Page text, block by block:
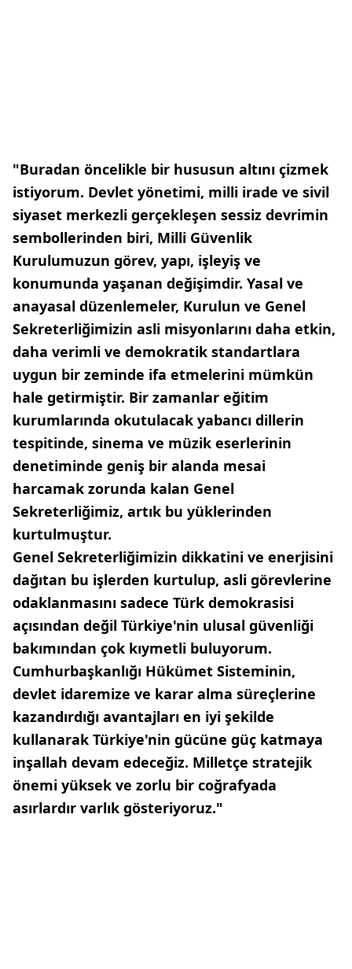
"Buradan öncelikle bir hususun altını çizmek
istiyorum. Devlet yönetimi, milli irade ve sivil
siyaset merkezli gerçekleşen sessiz devrimin
sembollerinden biri, Milli Güvenlik
Kurulumuzun görev, yapı, işleyiş ve
konumunda yaşanan değişimdir. Yasal ve
anayasal düzenlemeler, Kurulun ve Genel
Sekreterliğimizin asli misyonlarını daha etkin,
daha verimli ve demokratik standartlara
uygun bir zeminde ifa etmelerini mümkün
hale getirmiştir. Bir zamanlar eğitim
kurumlarında okutulacak yabancı dillerin
tespitinde, sinema ve müzik eserlerinin
denetiminde geniş bir alanda mesai
harcamak zorunda kalan Genel
Sekreterliğimiz, artık bu yüklerinden
kurtulmuştur.
Genel Sekreterliğimizin dikkatini ve enerjisini
dağıtan bu işlerden kurtulup, asli görevlerine
odaklanmasını sadece Türk demokrasisi
açısından değil Türkiye'nin ulusal güvenliği
bakımından çok kıymetli buluyorum.
Cumhurbaşkanlığı Hükümet Sisteminin,
devlet idaremize ve karar alma süreçlerine
kazandırdığı avantajları en iyi şekilde
kullanarak Türkiye'nin gücüne güç katmaya
inşallah devam edeceğiz. Milletçe stratejik
önemi yüksek ve zorlu bir coğrafyada
asırlardır varlık gösteriyoruz."